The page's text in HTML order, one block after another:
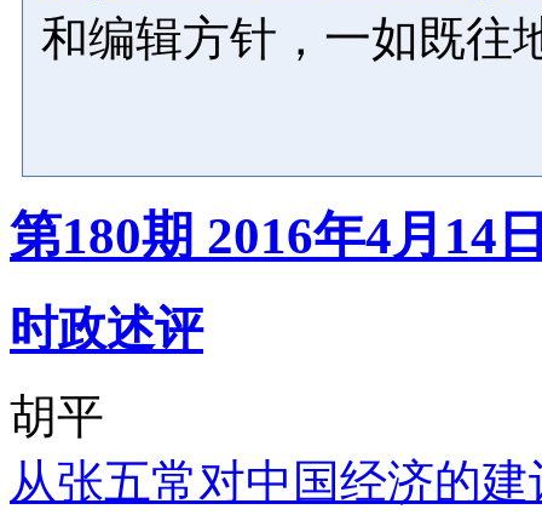
和编辑方针，一如既往
第180期 2016年4月14
时政述评
胡平
从张五常对中国经济的